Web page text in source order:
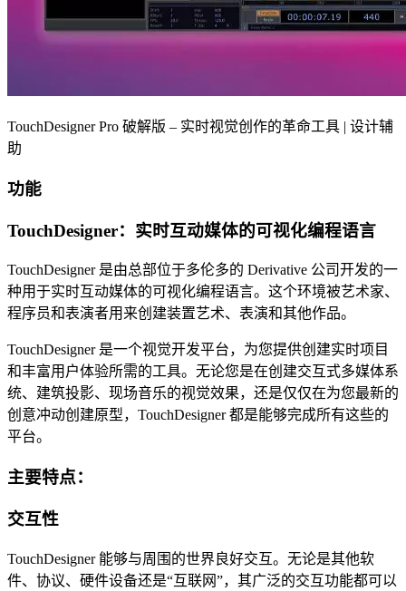
TouchDesigner Pro 破解版 – 实时视觉创作的革命工具 | 设计辅
助
功能
TouchDesigner：实时互动媒体的可视化编程语言
TouchDesigner 是由总部位于多伦多的 Derivative 公司开发的一
种用于实时互动媒体的可视化编程语言。这个环境被艺术家、
程序员和表演者用来创建装置艺术、表演和其他作品。
TouchDesigner 是一个视觉开发平台，为您提供创建实时项目
和丰富用户体验所需的工具。无论您是在创建交互式多媒体系
统、建筑投影、现场音乐的视觉效果，还是仅仅在为您最新的
创意冲动创建原型，TouchDesigner 都是能够完成所有这些的
平台。
主要特点：
交互性
TouchDesigner 能够与周围的世界良好交互。无论是其他软
件、协议、硬件设备还是“互联网”，其广泛的交互功能都可以